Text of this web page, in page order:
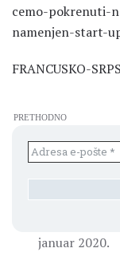
cemo-pokrenuti-
namenjen-start-
FRANCUSKO-
PRETHODNO
januar 2020.